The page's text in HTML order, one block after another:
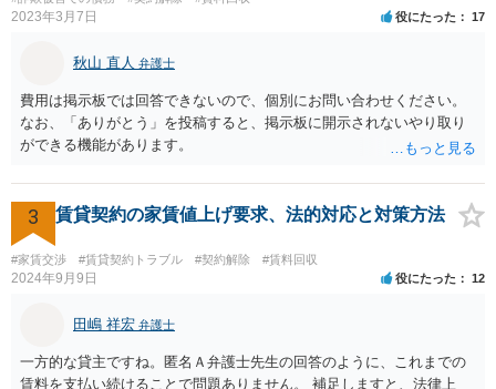
2023年3月7日 役にたった 17
秋山 直人 弁護士
費用は掲示板では回答できないので、個別にお問い合わせください。
なお、「ありがとう」を投稿すると、掲示板に開示されないやり取り
ができる機能があります。
3 賃貸契約の家賃値上げ要求、法的対応と対策方法
#家賃交渉 #賃貸契約トラブル #契約解除 #賃料回収
2024年9月9日 役にたった 12
田嶋 祥宏 弁護士
一方的な貸主ですね。匿名Ａ弁護士先生の回答のように、これまでの
賃料を支払い続けることで問題ありません。 補足しますと、法律上